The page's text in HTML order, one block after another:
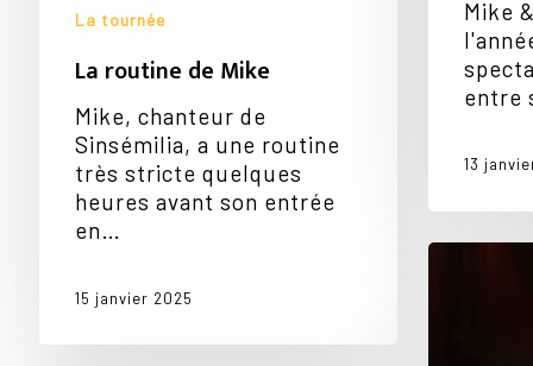
La tournée
La routine de Mike
Mike, chanteur de
Sinsémilia, a une routine
très stricte quelques
heures avant son entrée
en…
15 janvier 2025
Mike
entre
13
Tout